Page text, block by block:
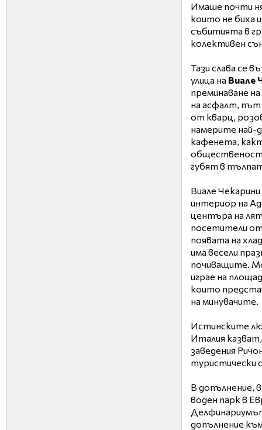
Имаше почти
които не
събитията в
колективен
Тази слава се
улица на Виале
преминаване
на асфалт, път
от кварц,
намерите най-
кафенета,
губят в
Виале
интериор на
центъра на
посетители от
появата на
има весели
почиващите.
играе на
които
на минувачите.
Истинските
Италия
заведения
туристически
В допълнение,
воден парк в
допълнение